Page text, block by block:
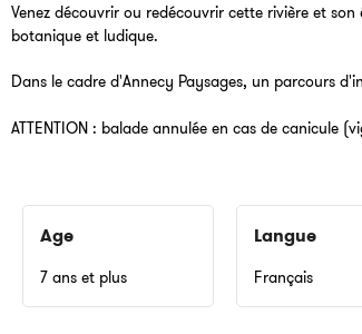
Venez découvrir ou redécouvrir cette rivière et
botanique et ludique.
Dans le cadre d'Annecy Paysages, un parcours
ATTENTION : balade annulée en cas de canicule
Age
7 ans et plus
Langue
Français